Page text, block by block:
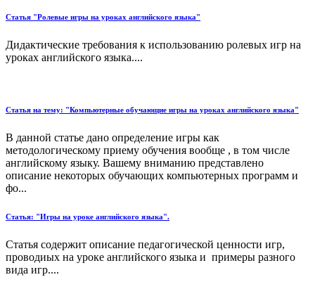
Статья "Ролевые игры на уроках английского языка"
Дидактические требования к использованию ролевых игр на
уроках английского языка....
Статья на тему: "Компьютерные обучающие игры на уроках английского языка"
В данной статье дано определение игры как
методологическому приему обучения вообще , в том числе
английскому языку. Вашему вниманию представлено
описание некоторых обучающих компьютерных программ и
фо...
Статья: "Игры на уроке английского языка".
Статья содержит описание педагогической ценности игр,
проводиых на уроке английского языка и примеры разного
вида игр....